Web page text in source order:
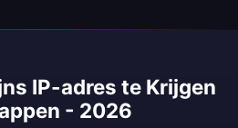
IP-adres te Krijgen
- 2026